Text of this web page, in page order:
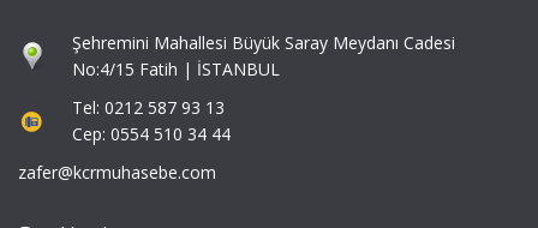
Şehremini Mahallesi Büyük Saray Meydanı Cadesi
No:4/15 Fatih | İSTANBUL
Tel: 0212 587 93 13
Cep: 0554 510 34 44
zafer@kcrmuhasebe.com